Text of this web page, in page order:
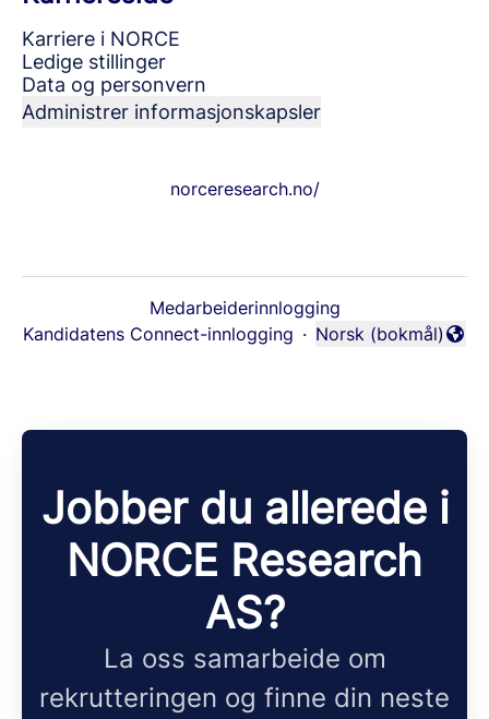
Karriere i NORCE
Ledige stillinger
Data og personvern
Administrer informasjonskapsler
norceresearch.no/
Medarbeiderinnlogging
Kandidatens Connect-innlogging ·
Endre språk
Norsk (bokmål)
Jobber du allerede i
NORCE Research
AS?
La oss samarbeide om
rekrutteringen og finne din neste